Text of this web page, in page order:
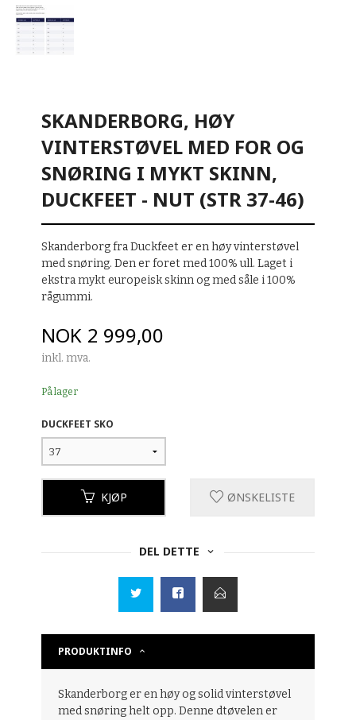
SKANDERBORG, HØY
VINTERSTØVEL MED FOR OG
SNØRING I MYKT SKINN,
DUCKFEET - NUT (STR 37-46)
Skanderborg fra Duckfeet er en høy vinterstøvel
med snøring. Den er foret med 100% ull. Laget i
ekstra mykt europeisk skinn og med såle i 100%
rågummi.
Pris
NOK 2 999,00
inkl. mva.
På lager
DUCKFEET SKO
KJØP ØNSKELISTE
DEL DETTE
PRODUKTINFO
Skanderborg er en høy og solid vinterstøvel
med snøring helt opp. Denne dtøvelen er